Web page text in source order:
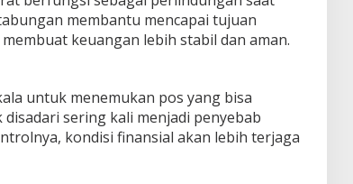
membantu mencapai tujuan
keuangan lebih stabil dan aman.
untuk menemukan pos yang bisa
sering kali menjadi penyebab
kondisi finansial akan lebih terjaga